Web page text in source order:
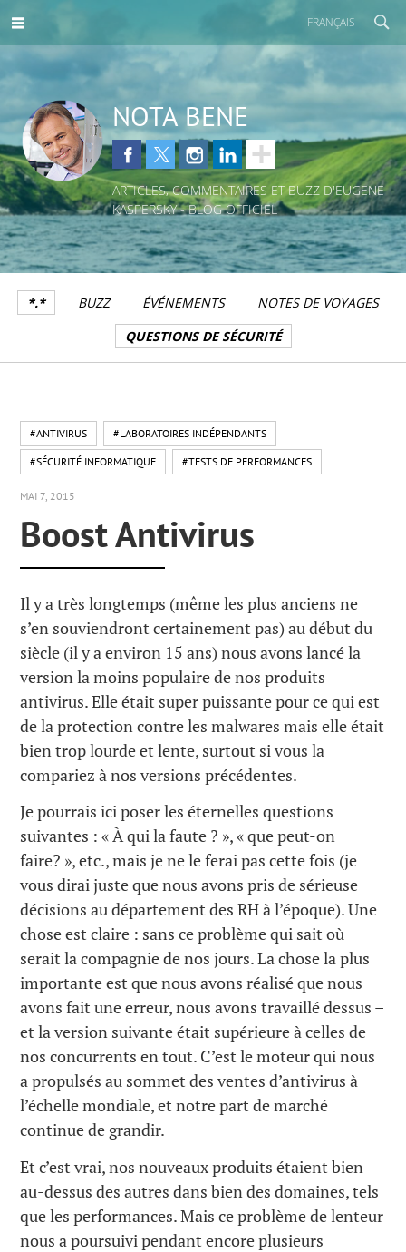
FRANÇAIS
NOTA BENE
ARTICLES, COMMENTAIRES ET BUZZ D'EUGENE
KASPERSKY - BLOG OFFICIEL
*.* BUZZ ÉVÉNEMENTS
NOTES DE VOYAGES
QUESTIONS DE SÉCURITÉ
#ANTIVIRUS #LABORATOIRES INDÉPENDANTS
#SÉCURITÉ INFORMATIQUE #TESTS DE PERFORMANCES
MAI 7, 2015
Boost Antivirus
Il y a très longtemps (même les plus anciens ne
s’en souviendront certainement pas) au début du
siècle (il y a environ 15 ans) nous avons lancé la
version la moins populaire de nos produits
antivirus. Elle était super puissante pour ce qui est
de la protection contre les malwares mais elle était
bien trop lourde et lente, surtout si vous la
compariez à nos versions précédentes.
Je pourrais ici poser les éternelles questions
suivantes : « À qui la faute ? », « que peut-on
faire? », etc., mais je ne le ferai pas cette fois (je
vous dirai juste que nous avons pris de sérieuse
décisions au département des RH à l’époque). Une
chose est claire : sans ce problème qui sait où
serait la compagnie de nos jours. La chose la plus
importante est que nous avons réalisé que nous
avons fait une erreur, nous avons travaillé dessus –
et la version suivante était supérieure à celles de
nos concurrents en tout. C’est le moteur qui nous
a propulsés au sommet des ventes d’antivirus à
l’échelle mondiale, et notre part de marché
continue de grandir.
Et c’est vrai, nos nouveaux produits étaient bien
au-dessus des autres dans bien des domaines, tels
que les performances. Mais ce problème de lenteur
nous a poursuivi pendant encore plusieurs